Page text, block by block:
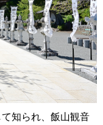
知られ、飯山観音